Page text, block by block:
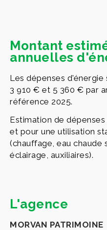
Montant
annuelles
Les dépenses
3 910 € et 5 360 € par
référence 2025.
Estimation de
et pour une utilisation
(chauffage, eau chaude
éclairage, auxiliaires).
L'agence
MORVAN PATRIMOINE